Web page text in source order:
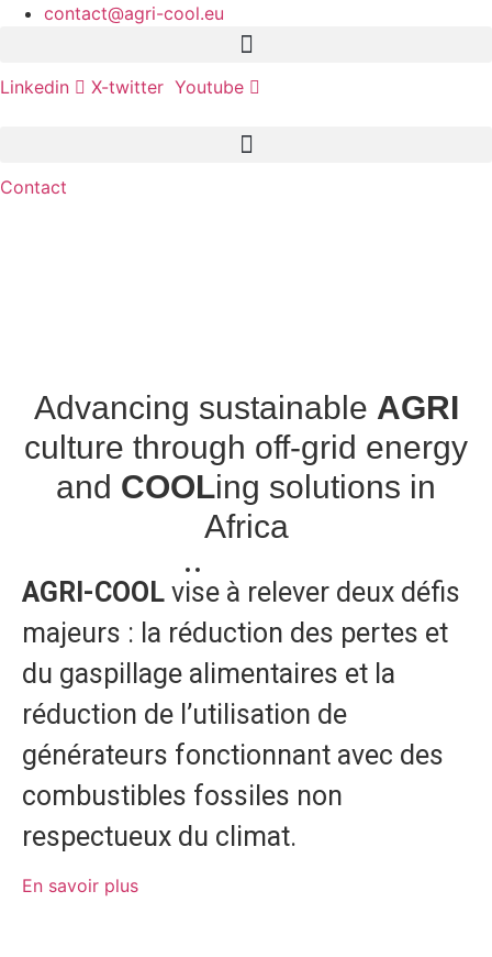
Aller contact@agri-cool.eu
Linkedin X-twitter Youtube
Contact
Advancing sustainable AGRI
culture through off-grid energy
and COOLing solutions in
Africa
AGRI-COOL vise à relever deux défis
majeurs : la réduction des pertes et
du gaspillage alimentaires et la
réduction de l’utilisation de
générateurs fonctionnant avec des
combustibles fossiles non
respectueux du climat.
En savoir plus